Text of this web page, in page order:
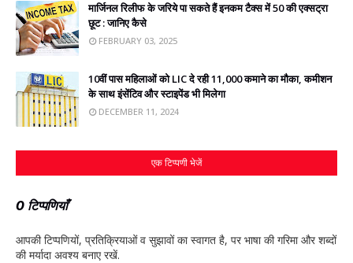
मार्जिनल रिलीफ के जरिये पा सकते हैं इनकम टैक्‍स में 50 की एक्‍सट्रा
छूट : जानिए कैसे
FEBRUARY 03, 2025
10वीं पास महिलाओं को LIC दे रही 11,000 कमाने का मौका, कमीशन
के साथ इंसेंटिव और स्‍टाइपेंड भी मिलेगा
DECEMBER 11, 2024
एक टिप्पणी भेजें
0 टिप्पणियाँ
आपकी टिप्‍पणियों, प्रतिक्रियाओं व सुझावों का स्‍वागत है, पर भाषा की गरिमा और शब्‍दों
की मर्यादा अवश्‍य बनाए रखें.